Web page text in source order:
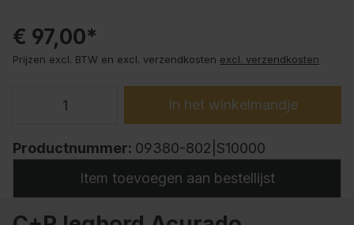
€ 97,00*
Prijzen excl. BTW en excl. verzendkosten excl. verzendkosten
In het winkelmandje
Productnummer: 09380-802|S10000
Item toevoegen aan bestellijst